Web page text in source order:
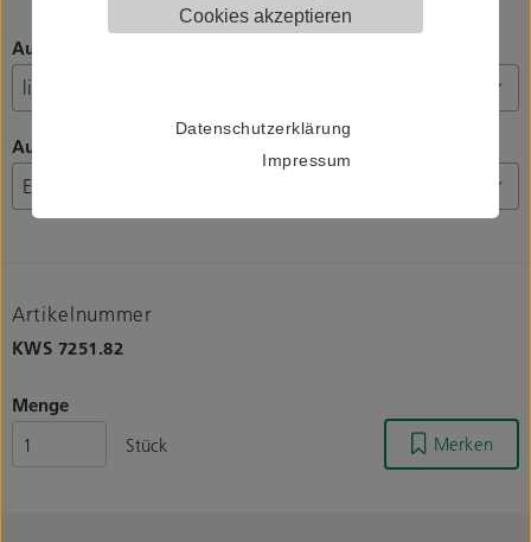
Cookies akzeptieren
Datenschutzerklärung
Impressum
Ausrichtung
Ausführung
Artikelnummer
KWS 7251.82
Menge
Stück
Merken